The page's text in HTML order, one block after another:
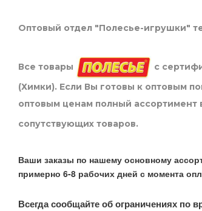
Оптовый отдел "Полесье-игрушки"
Все товары
с
(Химки). Если Вы готовы к оптовым
оптовым ценам полный ассортимент
сопутствующих товаров.
Ваши заказы по нашему основному
примерно 6-8 рабочих дней с момента
Всегда сообщайте об ограничениях по